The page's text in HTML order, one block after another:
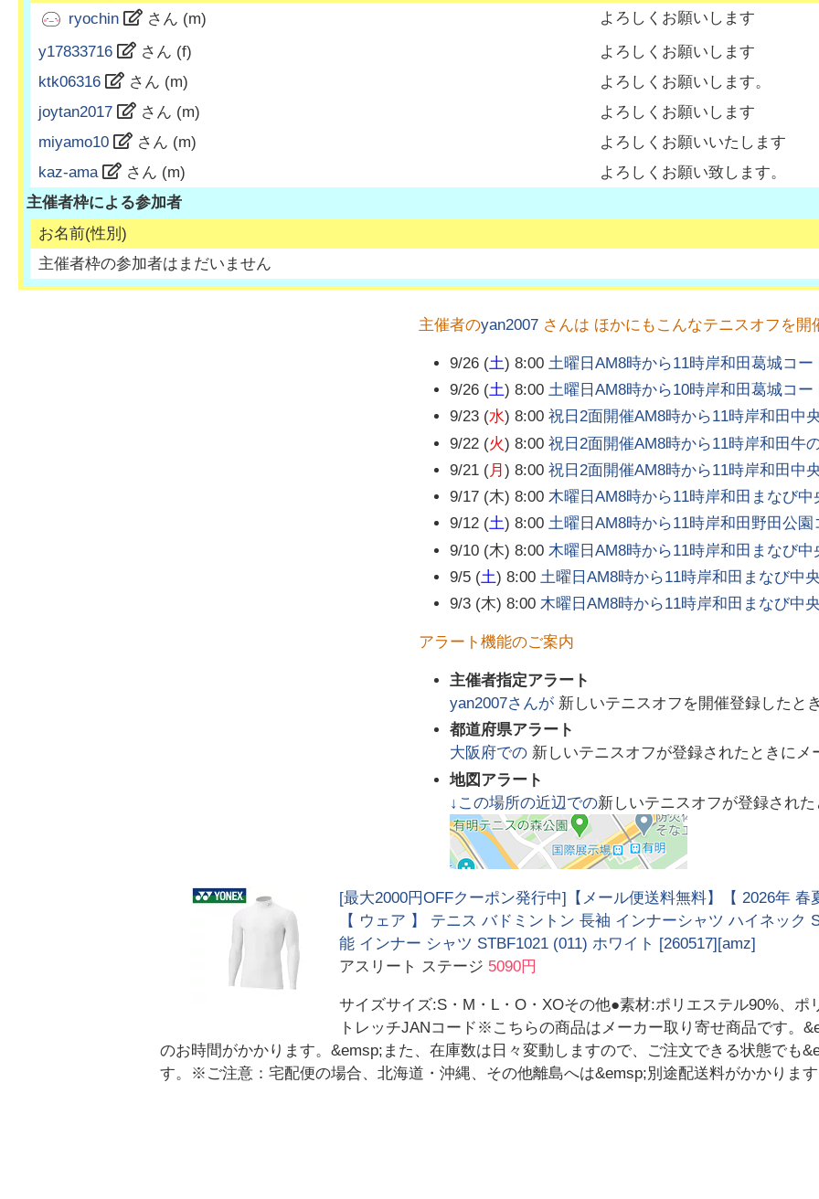
ryochin
さん (m)
よろしくお願いします
y17833716
さん (f)
よろしくお願いします
ktk06316
さん (m)
よろしくお願いします。
joytan2017
さん (m)
よろしくお願いします
miyamo10
さん (m)
よろしくお願いいたします
kaz-ama
さん (m)
よろしくお願い致します。
主催者枠による参加者
お名前(性別)
主催者枠の参加者はまだいません
主催者のyan2007 さんは ほかにもこんなテニスオフを開
9/26 (土) 8:00 土曜日AM8時から11時岸和田葛城コー
9/26 (土) 8:00 土曜日AM8時から10時岸和田葛城コー
9/23 (水) 8:00 祝日2面開催AM8時から11時岸和田中
9/22 (火) 8:00 祝日2面開催AM8時から11時岸和田牛
9/21 (月 ) 8:00 祝日2面開催AM8時から11時岸和田中
9/17 (木) 8:00 木曜日AM8時から11時岸和田まなび中
9/12 (土) 8:00 土曜日AM8時から11時岸和田野田公園
9/10 (木) 8:00 木曜日AM8時から11時岸和田まなび中
9/5 (土) 8:00 土曜日AM8時から11時岸和田まなび中
9/3 (木) 8:00 木曜日AM8時から11時岸和田まなび中
アラート機能のご案内
主催者指定アラート
yan2007さんが 新しいテニスオフを開催登録したと
都道府県アラート
大阪府での 新しいテニスオフが登録されたときにメ
地図アラート
↓この場所の近辺での新しいテニスオフが登録され
[最大2000円OFFクーポン発行中]【メール便送料無料】【 2026年 春
【 ウェア 】 テニス バドミントン 長袖 インナーシャツ ハイネック
能 インナー シャツ STBF1021 (011) ホワイト [260517][amz]
アスリート ステージ 5090円
サイズサイズ:S・M・L・O・XOその他●素材:ポリエステル90%、ポ
トレッチJANコード※こちらの商品はメーカー取り寄せ商品です。
のお時間がかかります。&emsp;また、在庫数は日々変動しますので、ご注文できる状態でも
す。※ご注意：宅配便の場合、北海道・沖縄、その他離島へは&emsp;別途配送料がかかります